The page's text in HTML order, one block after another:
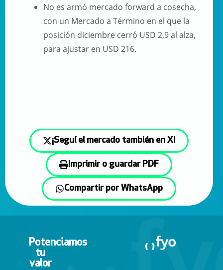
No es armó mercado forward a cosecha,
con un Mercado a Término en el que la
posición diciembre cerró USD 2,9 al alza,
para ajustar en USD 216.
¡Seguí el mercado también en X!
Imprimir o guardar PDF
Compartir por WhatsApp
Potenciamos
tu
valor